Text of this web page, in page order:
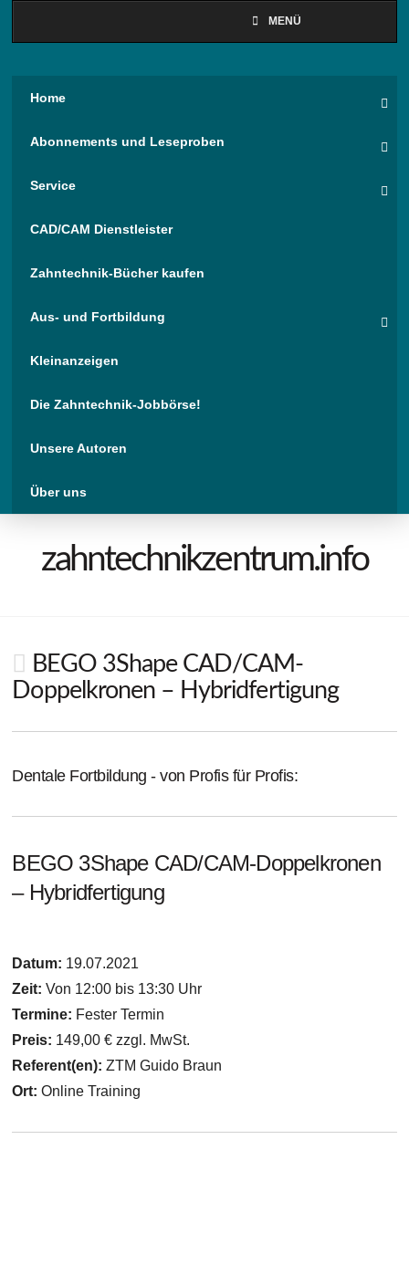
MENÜ
Home
Abonnements und Leseproben
Service
CAD/CAM Dienstleister
Zahntechnik-Bücher kaufen
Aus- und Fortbildung
Kleinanzeigen
Die Zahntechnik-Jobbörse!
Unsere Autoren
Über uns
zahntechnikzentrum.info
BEGO 3Shape CAD/CAM-
Doppelkronen – Hybridfertigung
Dentale Fortbildung - von Profis für Profis:
BEGO 3Shape CAD/CAM-Doppelkronen
– Hybridfertigung
Datum: 19.07.2021
Zeit: Von 12:00 bis 13:30 Uhr
Termine: Fester Termin
Preis: 149,00 € zzgl. MwSt.
Referent(en):ZTM Guido Braun
Ort:Online Training